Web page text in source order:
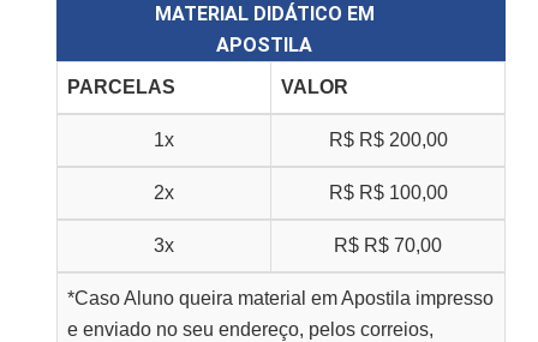
MATERIAL DIDÁTICO EM
APOSTILA
PARCELAS VALOR
1x R$ R$ 200,00
2x R$ R$ 100,00
3x R$ R$ 70,00
*Caso Aluno queira material em Apostila impresso
e enviado no seu endereço, pelos correios,